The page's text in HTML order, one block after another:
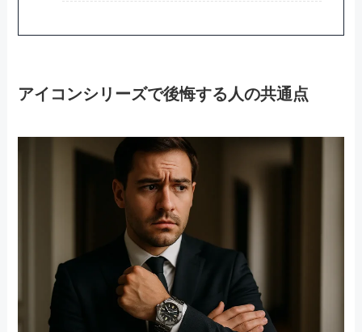
アイコンシリーズで後悔する人の共通点